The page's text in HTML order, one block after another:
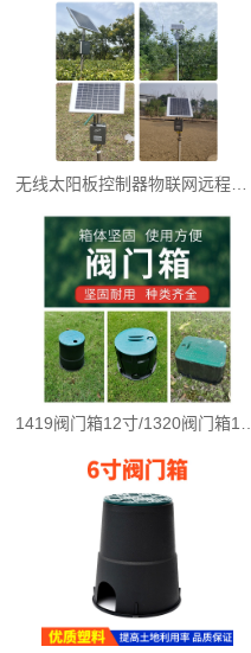
1419阀门箱12